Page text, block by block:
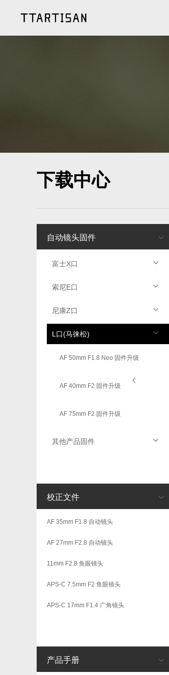
下载中心
自动镜头固件
富士X口
索尼E口
尼康Z口
L口(马徕松)
AF 50mm F1.8 Neo 固件升级
AF 40mm F2 固件升级
AF 75mm F2 固件升级
其他产品固件
校正文件
AF 35mm F1.8 自动镜头
AF 27mm F2.8 自动镜头
11mm F2.8 鱼眼镜头
APS-C 7.5mm F2 鱼眼镜头
APS-C 17mm F1.4 广角镜头
产品手册